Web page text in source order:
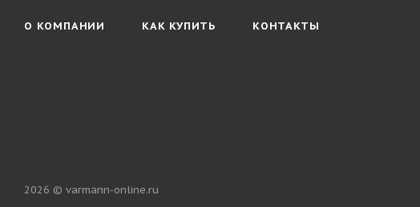
О КОМПАНИИ КАК КУПИТЬ КОНТАКТЫ
2026 © varmann-online.ru